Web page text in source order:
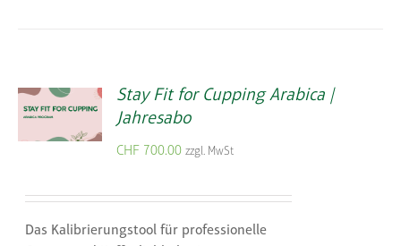
Stay Fit for Cupping Arabica |
Jahresabo
CHF 700.00 zzgl. MwSt
Das Kalibrierungstool für professionelle